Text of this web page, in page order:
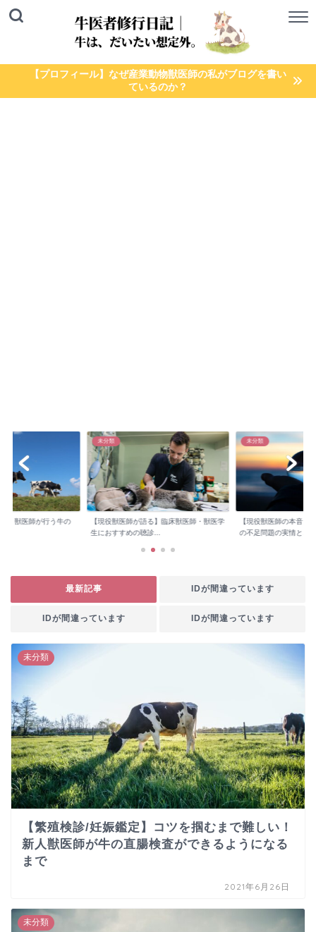
【プロフィール】なぜ産業動物獣医師の私がブログを書い
ているのか？
】獣医師が行う牛の
未分類
【現役獣医師が語る】臨床獣医師・獣医学
生におすすめの聴診...
未分類
【現役獣医師の本音】
の不足問題の実情と...
最新記事 IDが間違っています
IDが間違っています IDが間違っています
未分類
【繁殖検診/妊娠鑑定】コツを掴むまで難しい！
新人獣医師が牛の直腸検査ができるようになる
まで
2021年6月26日
未分類